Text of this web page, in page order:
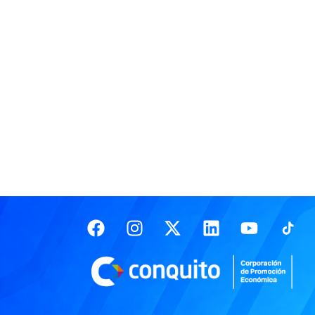
Facebook
Instagram
X-
twitter
LinkedinYoutube